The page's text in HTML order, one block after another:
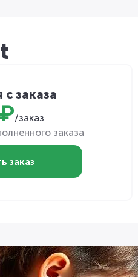
с заказа
/заказ
заказа
заказ